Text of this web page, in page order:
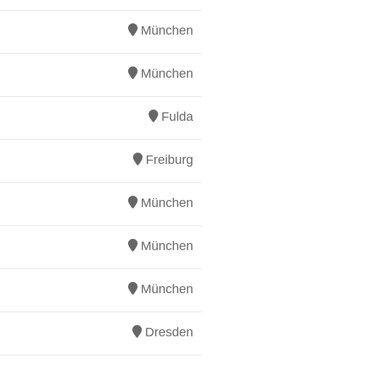
München
München
Fulda
Freiburg
München
München
München
Dresden